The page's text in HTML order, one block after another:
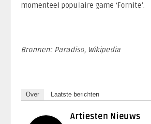
momenteel populaire game ‘Fornite’.
Bronnen: Paradiso, Wikipedia
Over Laatste berichten
Artiesten Nieuws